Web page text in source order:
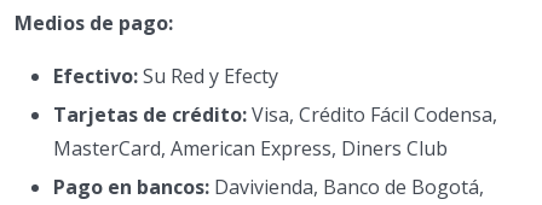
Medios de pago:
Efectivo:Su Red y Efecty
Tarjetas de crédito:Visa, Crédito Fácil Codensa,
MasterCard, American Express, Diners Club
Pago en bancos: Davivienda, Banco de Bogotá,